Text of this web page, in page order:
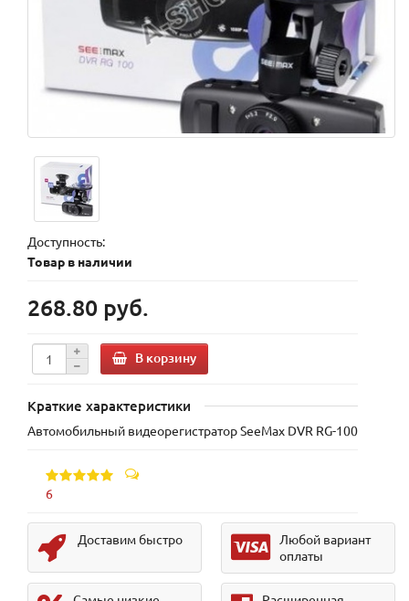
Доступность:
Товар в наличии
268.80 руб.
В корзину
Краткие характеристики
Автомобильный видеорегистратор SeeMax DVR RG-100
6
Доставим быстро
Любой вариант
оплаты